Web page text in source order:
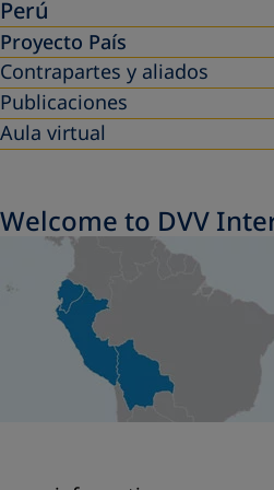
Perú
Proyecto País
Contrapartes y aliados
Publicaciones
Aula virtual
Welcome to DVV